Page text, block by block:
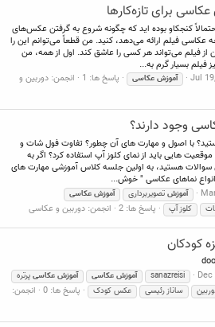
برای تازه‌کارها
کنجکاو بوده اید که چگونه شروع به گرفتن عکس‌های
عکاسی فیلم ارائه می‌دهد، کنید. من قطعاً می‌توانم این را
فیلم می‌تواند هر کسی را عاشق کند. اول از همه، من
فیلم بسیار گرم به...
Jul آموزش عکاسی پاسخ ها: 1 انجمن: دوربین و
وجود دارند؟
با اصول و مهارت های آن چطور؟ تفاوت فول شات و
هایی باید از نمای کلوز آپ استفاده کرد؟ اگر به
سوالات هستید، به اولین جلسه کلاس آموزشی مهارت های
" انواع نماهای عکاسی " خوش...
آموزش تصویربرداری آموزش عکاسی
کلوز آپ پاسخ ها: 2 انجمن: دوربین و عکاسی
کودکان
sanazreisi آموزش عکاسی آموزش عکاسی پرتره
ساناز رئیسی عکس کودک پاسخ ها: 0
انجمن: